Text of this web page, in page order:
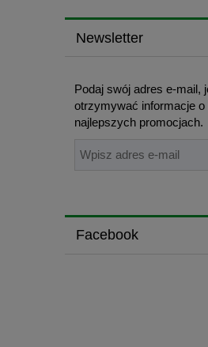
Newsletter
Podaj swój adres e-mail,
otrzymywać informacje o
najlepszych promocjach.
Facebook